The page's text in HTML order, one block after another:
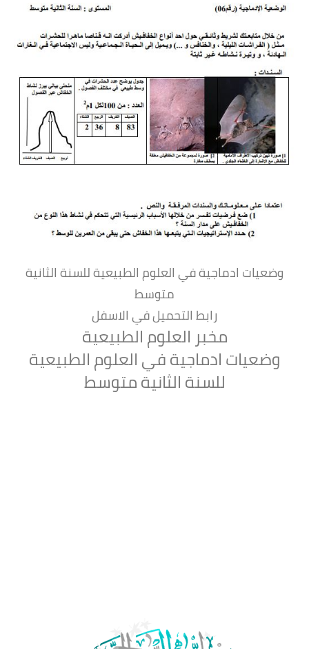
وضعيات ادماجية في العلوم الطبيعية للسنة الثانية
متوسط
رابط التحميل في الاسفل
مخبر العلوم الطبيعية
وضعيات ادماجية في العلوم الطبيعية
للسنة الثانية متوسط